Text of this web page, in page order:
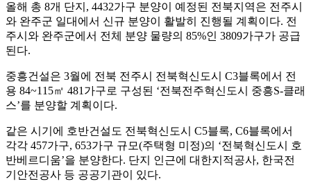
올해 총 8개 단지, 4432가구 분양이 예정된 전북지역은 전주시
와 완주군 일대에서 신규 분양이 활발히 진행될 계획이다. 전
주시와 완주군에서 전체 분양 물량의 85%인 3809가구가 공급
된다.
중흥건설은 3월에 전북 전주시 전북혁신도시 C3블록에서 전
용 84~115㎡ 481가구로 구성된 ‘전북전주혁신도시 중흥S-클래
스’를 분양할 계획이다.
같은 시기에 호반건설도 전북혁신도시 C5블록, C6블록에서
각각 457가구, 653가구 규모(주택형 미정)의 ‘전북혁신도시 호
반베르디움’을 분양한다. 단지 인근에 대한지적공사, 한국전
기안전공사 등 공공기관이 있다.